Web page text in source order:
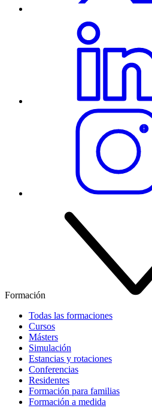
Formación
Todas las formaciones
Cursos
Másters
Simulación
Estancias y rotaciones
Conferencias
Residentes
Formación para familias
Formación a medida